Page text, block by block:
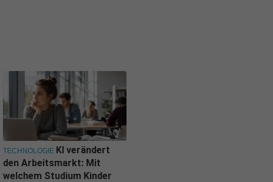
TECHNOLOGIE KI verändert
den Arbeitsmarkt: Mit
welchem Studium Kinder